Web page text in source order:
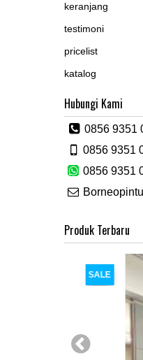
keranjang
testimoni
pricelist
katalog
Hubungi Kami
0856 9351
0856 9351
0856 9351
Produk Terbaru
SALE